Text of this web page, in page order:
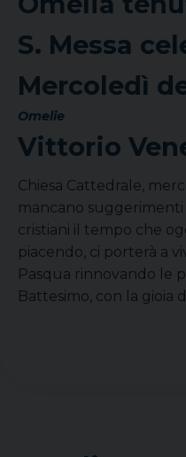
S. Messa
Mercoledì
Omelie
Vittorio
Chiesa Cattedrale,
mancano suggerimenti
cristiani il tempo che
piacendo, ci porterà a
Pasqua rinnovando le
Battesimo, con la gioia